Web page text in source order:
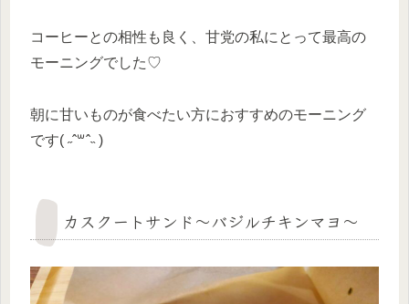
コーヒーとの相性も良く、甘党の私にとって最高の
モーニングでした♡
朝に甘いものが食べたい方におすすめのモーニング
です( ˶ˆ꒳ˆ˵ )
カスクートサンド〜バジルチキンマヨ〜